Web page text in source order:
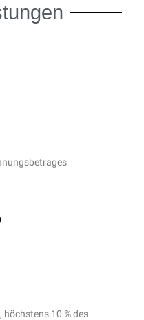
höchstens 10 % des